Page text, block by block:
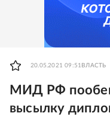
20.05.2021 09:51 ВЛАСТЬ
МИД РФ
высылку